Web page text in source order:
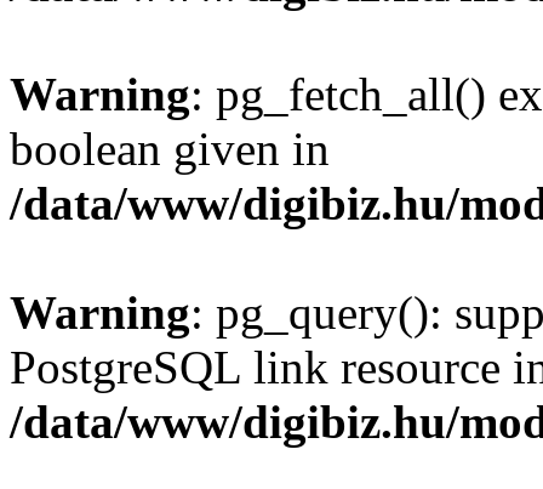
Warning: pg_fetch_all()
boolean given in
/data/www/digibiz.hu/
Warning: pg_query():
PostgreSQL link resource
/data/www/digibiz.hu/